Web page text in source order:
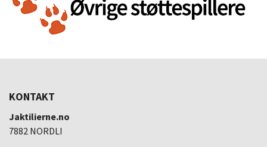
KONTAKT
Jaktilierne.no
7882 NORDLI